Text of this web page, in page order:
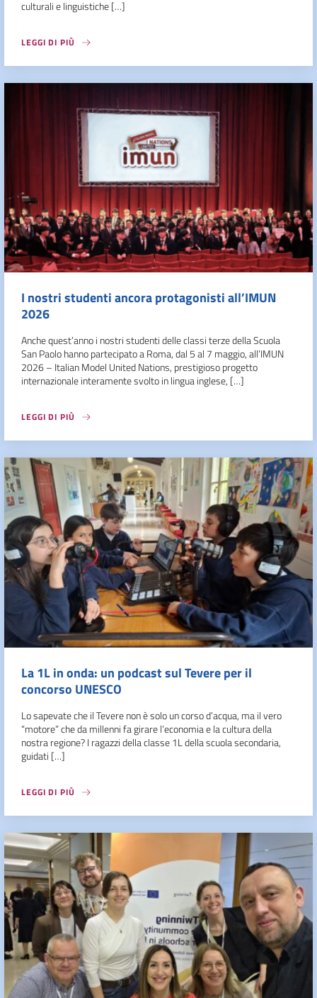
culturali e linguistiche […]
LEGGI DI PIÙ
I nostri studenti ancora protagonisti all’IMUN
2026
Anche quest’anno i nostri studenti delle classi terze della Scuola
San Paolo hanno partecipato a Roma, dal 5 al 7 maggio, all’IMUN
2026 – Italian Model United Nations, prestigioso progetto
internazionale interamente svolto in lingua inglese, […]
LEGGI DI PIÙ
La 1L in onda: un podcast sul Tevere per il
concorso UNESCO
Lo sapevate che il Tevere non è solo un corso d’acqua, ma il vero
“motore” che da millenni fa girare l’economia e la cultura della
nostra regione? I ragazzi della classe 1L della scuola secondaria,
guidati […]
LEGGI DI PIÙ